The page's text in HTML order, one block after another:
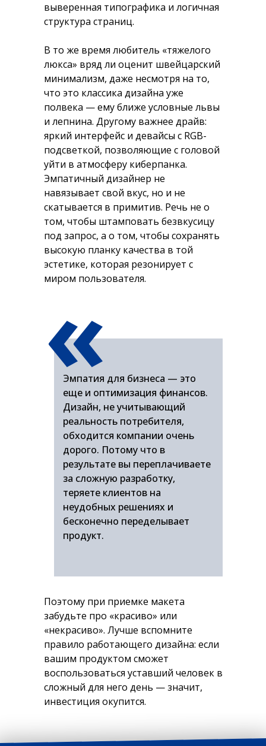
выверенная типографика и логичная
структура страниц.
В то же время любитель «тяжелого
люкса» вряд ли оценит швейцарский
минимализм, даже несмотря на то,
что это классика дизайна уже
полвека — ему ближе условные львы
и лепнина. Другому важнее драйв:
яркий интерфейс и девайсы с RGB-
подсветкой, позволяющие с головой
уйти в атмосферу киберпанка.
Эмпатичный дизайнер не
навязывает свой вкус, но и не
скатывается в примитив. Речь не о
том, чтобы штамповать безвкусицу
под запрос, а о том, чтобы сохранять
высокую планку качества в той
эстетике, которая резонирует с
миром пользователя.
Эмпатия для бизнеса — это
еще и оптимизация финансов.
Дизайн, не учитывающий
реальность потребителя,
обходится компании очень
дорого. Потому что в
результате вы переплачиваете
за сложную разработку,
теряете клиентов на
неудобных решениях и
бесконечно переделывает
продукт.
«
Поэтому при приемке макета
забудьте про «красиво» или
«некрасиво». Лучше вспомните
правило работающего дизайна: если
вашим продуктом сможет
воспользоваться уставший человек в
сложный для него день — значит,
инвестиция окупится.